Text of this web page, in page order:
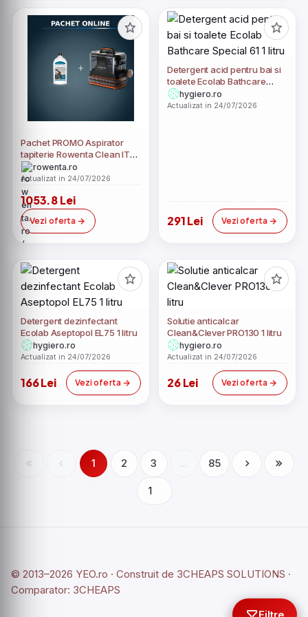
Pachet PROMO Aspirator
tapiterie Rowenta Clean IT
IN5011F0 si Detergent lichid
Rowenta XD5310F0 pentru
rowenta.ro
Actualizat in 24/07/2026
1053.8 Lei
Vezi oferta
Detergent acid pentru bai si
toalete Ecolab Bathcare
Special 61 1 litru
hygiero.ro
Actualizat in 24/07/2026
291 Lei Vezi oferta
Detergent dezinfectant
Ecolab Aseptopol EL75 1 litru
hygiero.ro
Actualizat in 24/07/2026
166 Lei Vezi oferta
Solutie anticalcar
Clean&Clever PRO130 1 litru
hygiero.ro
Actualizat in 24/07/2026
26 Lei Vezi oferta
1 2 3 ... 85
© 2013–2026 YEO.ro · Construit de 3CHEAPS SOLUTIONS ·
Comparator: 3CHEAPS